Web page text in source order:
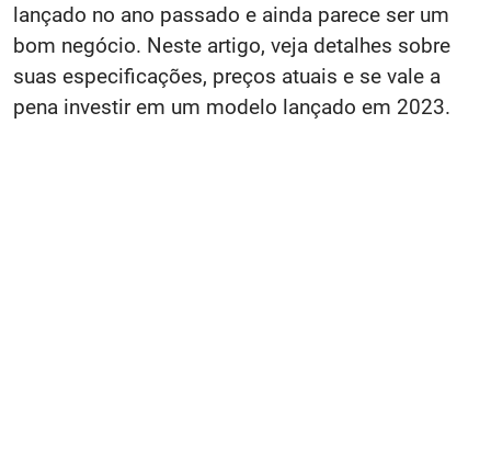
lançado no ano passado e ainda parece ser um
bom negócio. Neste artigo, veja detalhes sobre
suas especificações, preços atuais e se vale a
pena investir em um modelo lançado em 2023.